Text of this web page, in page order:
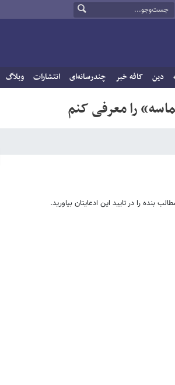
دین کافه خبر چندرسانه‌ای انتشارات وبلاگ
را معرفی کنم
را در تایید این ادعایتان بیاورید.